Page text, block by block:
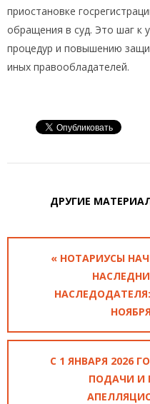
приостановке
обращения в суд. Это шаг к
процедур и повышению
иных правообладателей.
ДРУГИЕ
« НОТАРИУСЫ
С 1 ЯНВАРЯ 2026
ПОДАЧИ И